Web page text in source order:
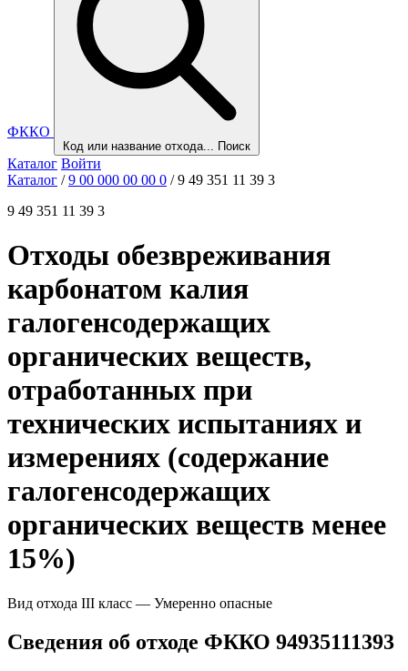
ФККО
Код или название отхода... Поиск
Каталог Войти
Каталог / 9 00 000 00 00 0 / 9 49 351 11 39 3
9 49 351 11 39 3
Отходы обезвреживания
карбонатом калия
галогенсодержащих
органических веществ,
отработанных при
технических испытаниях и
измерениях (содержание
галогенсодержащих
органических веществ менее
15%)
Вид отхода III класс — Умеренно опасные
Сведения об отходе ФККО 94935111393